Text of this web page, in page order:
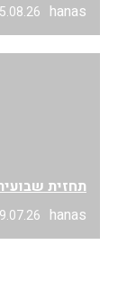
hanas
תחזית
hanas